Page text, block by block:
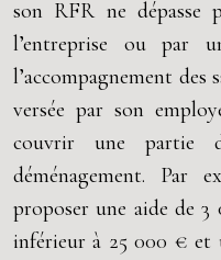
son RFR ne dépasse
l’entreprise ou par
l’accompagnement
versée par son
couvrir une partie
déménagement. Par
proposer une aide de
inférieur à 25 000 € et